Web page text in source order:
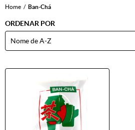
Home Ban-Chá
ORDENAR POR
Nome de A-Z